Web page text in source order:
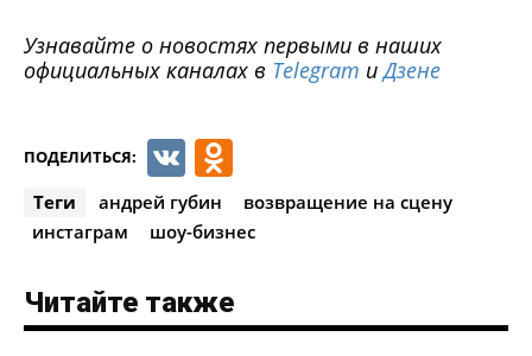
Узнавайте о новостях первыми в наших
официальных каналах в Telegram иДзене
ПОДЕЛИТЬСЯ: VK
Теги андрей губин
возвращение на сцену
инстаграм
шоу-бизнес
Читайте также